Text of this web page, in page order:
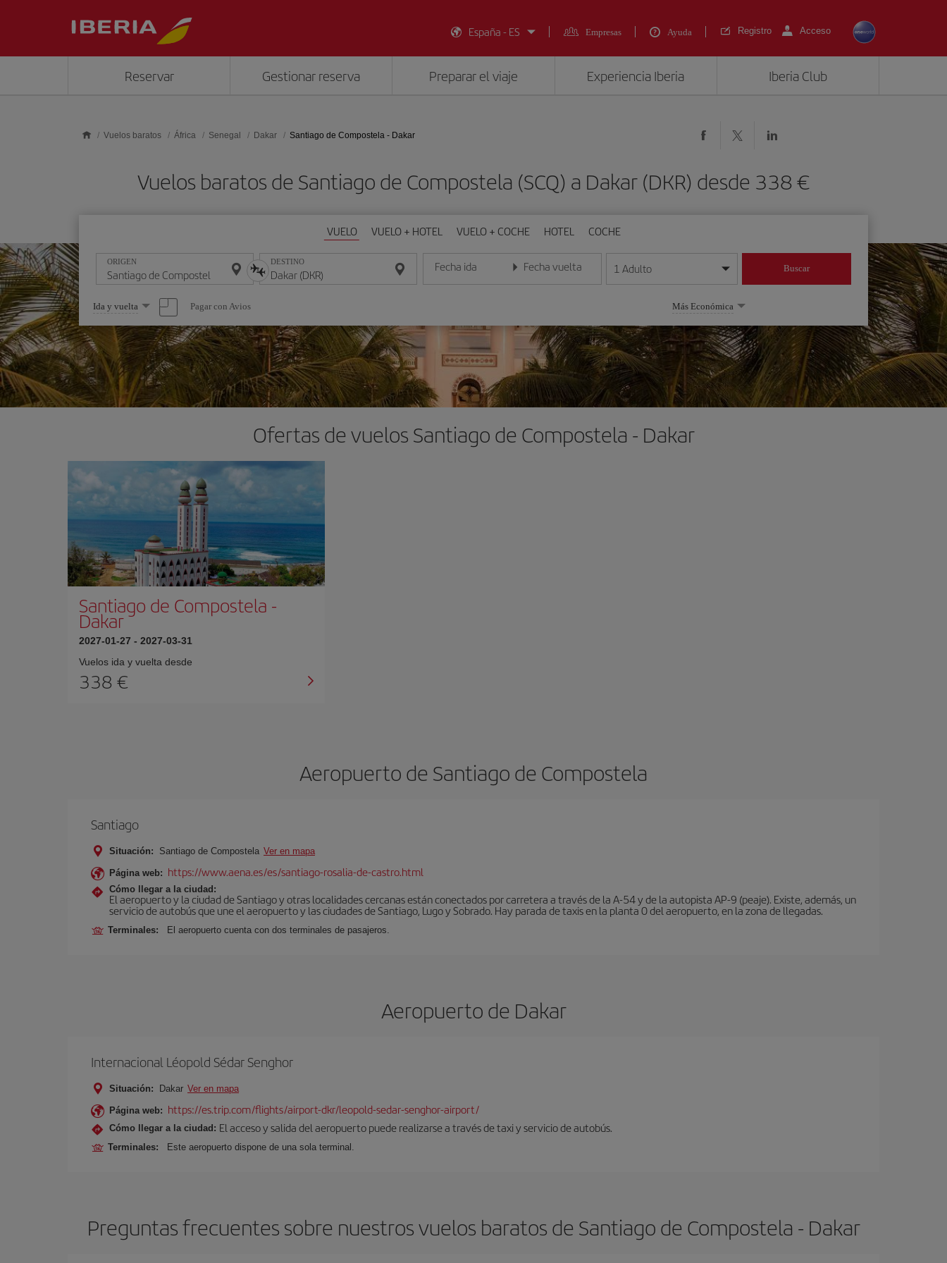
España - ES
Empresas Ayuda Registro Acceso
Reservar Gestionar reserva Preparar el viaje Experiencia Iberia Iberia Club
Vuelos baratos África Senegal Dakar Santiago de Compostela - Dakar
Vuelos baratos de Santiago de Compostela (SCQ) a Dakar (DKR) desde 338 €
VUELO VUELO + HOTEL VUELO + COCHE HOTEL COCHE
ORIGEN DESTINO Fecha ida
Introduce la fecha en formato día/mes/año
Fecha vuelta
Introduce la fecha en formato día/mes/año
1 Adulto Buscar
Seleccione
una
opción
Ida y vuelta Pagar con Avios Más Económica
Ofertas de vuelos Santiago de Compostela - Dakar
Santiago de Compostela -
Dakar
2027-01-27 - 2027-03-31
Vuelos ida y vuelta desde
338 €
Aeropuerto de Santiago de Compostela
Santiago
Situación: Santiago de Compostela Ver en mapa
Página web: https://www.aena.es/es/santiago-rosalia-de-castro.html
Cómo llegar a la ciudad:
El aeropuerto y la ciudad de Santiago y otras localidades cercanas están conectados por carretera a través de la A-54 y de la autopista AP-9 (peaje). Existe, además, un
servicio de autobús que une el aeropuerto y las ciudades de Santiago, Lugo y Sobrado. Hay parada de taxis en la planta 0 del aeropuerto, en la zona de llegadas.
Terminales: El aeropuerto cuenta con dos terminales de pasajeros.
Aeropuerto de Dakar
Internacional Léopold Sédar Senghor
Situación: Dakar Ver en mapa
Página web: https://es.trip.com/flights/airport-dkr/leopold-sedar-senghor-airport/
Cómo llegar a la ciudad: El acceso y salida del aeropuerto puede realizarse a través de taxi y servicio de autobús.
Terminales: Este aeropuerto dispone de una sola terminal.
Preguntas frecuentes sobre nuestros vuelos baratos de Santiago de Compostela - Dakar